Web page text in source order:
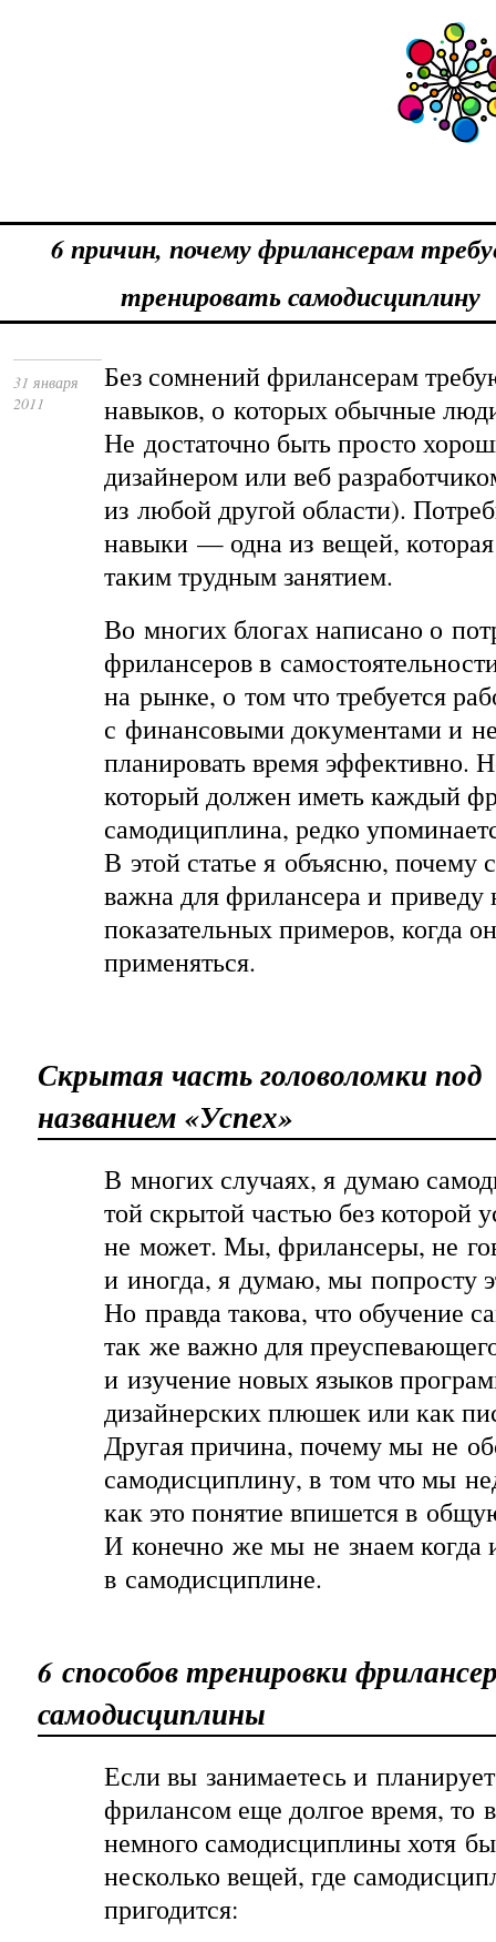
6 причин, почему фрилансерам
тренировать самодисциплину
31 января
2011
Без сомнений фрилансерам
навыков, о которых обычные
Не достаточно быть просто
дизайнером или веб
из любой другой области).
навыки — одна из вещей,
таким трудным занятием.
Во многих блогах написано о
фрилансеров в
на рынке, о том что требуется
с финансовыми документами и
планировать время эффективно.
который должен иметь каждый
самодициплина, редко
В этой статье я объясню, почему
важна для фрилансера и приведу
показательных примеров, когда
применяться.
Скрытая часть головоломки под
названием «Успех»
В многих случаях, я думаю
той скрытой частью без которой
не может. Мы, фрилансеры, не
и иногда, я думаю, мы попросту
Но правда такова, что обучение
так же важно для
и изучение новых языков
дизайнерских плюшек или как
Другая причина, почему мы не
самодисциплину, в том что мы
как это понятие впишется в
И конечно же мы не знаем когда
в самодисциплине.
6 способов тренировки
самодисциплины
Если вы занимаетесь и
фрилансом еще долгое время, то
немного самодисциплины хотя
несколько вещей, где
пригодится: